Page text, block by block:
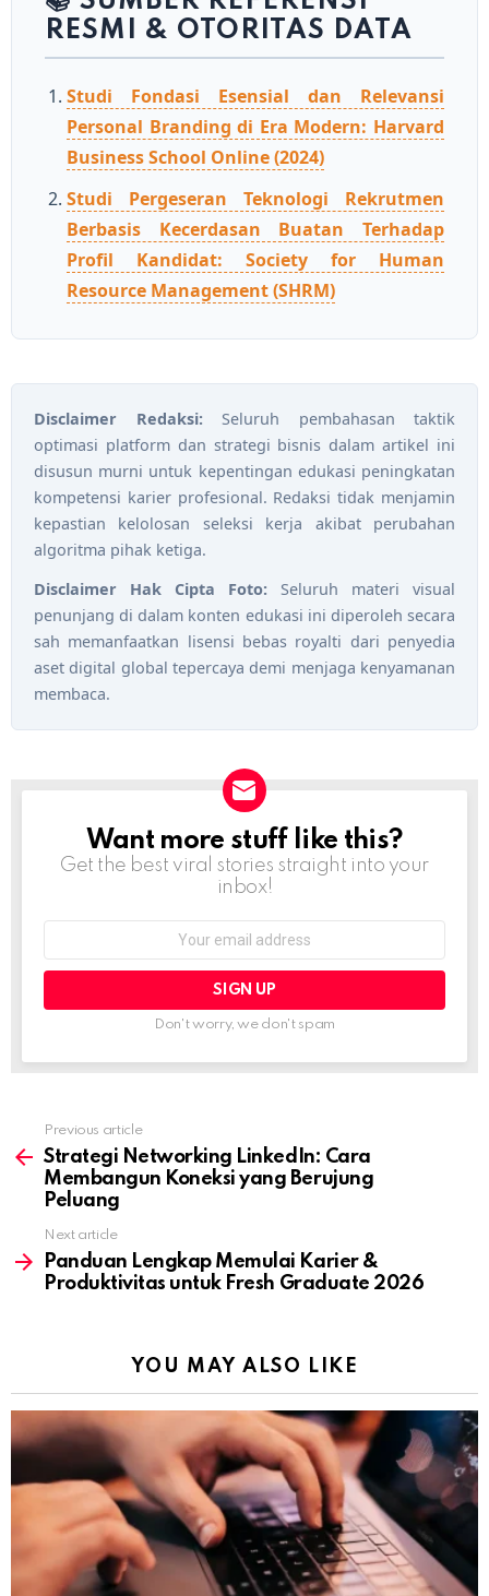
RESMI & OTORITAS DATA
Studi Fondasi Esensial dan Relevansi
Personal Branding di Era Modern: Harvard
Business School Online (2024)
Studi Pergeseran Teknologi Rekrutmen
Berbasis Kecerdasan Buatan Terhadap
Profil Kandidat: Society for Human
Resource Management (SHRM)
Disclaimer Redaksi: Seluruh pembahasan taktik
optimasi platform dan strategi bisnis dalam artikel ini
disusun murni untuk kepentingan edukasi peningkatan
kompetensi karier profesional. Redaksi tidak menjamin
kepastian kelolosan seleksi kerja akibat perubahan
algoritma pihak ketiga.
Disclaimer Hak Cipta Foto: Seluruh materi visual
penunjang di dalam konten edukasi ini diperoleh secara
sah memanfaatkan lisensi bebas royalti dari penyedia
aset digital global tepercaya demi menjaga kenyamanan
membaca.
NEWSLETTER
Want more stuff like this?
Get the best viral stories straight into your
inbox!
Don't worry, we don't spam
more
Previous article
Strategi Networking LinkedIn: Cara
Membangun Koneksi yang Berujung
Peluang
Next article
Panduan Lengkap Memulai Karier &
Produktivitas untuk Fresh Graduate 2026
YOU MAY ALSO LIKE